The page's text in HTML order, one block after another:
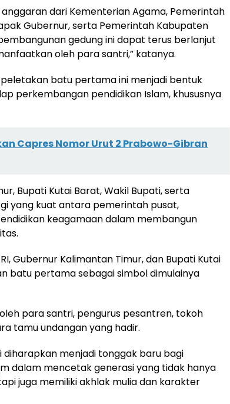
dari Kementerian Agama, Pemerintah
Gubernur, serta Pemerintah Kabupaten
gedung ini dapat terus berlanjut
oleh para santri,” katanya.
batu pertama ini menjadi bentuk
perkembangan pendidikan Islam, khususnya
Capres Nomor Urut 2 Prabowo-Gibran
Bupati Kutai Barat, Wakil Bupati, serta
yang kuat antara pemerintah pusat,
keagamaan dalam membangun
Gubernur Kalimantan Timur, dan Bupati Kutai
batu pertama sebagai simbol dimulainya
para santri, pengurus pesantren, tokoh
tamu undangan yang hadir.
menjadi tonggak baru bagi
dalam mencetak generasi yang tidak hanya
juga memiliki akhlak mulia dan karakter